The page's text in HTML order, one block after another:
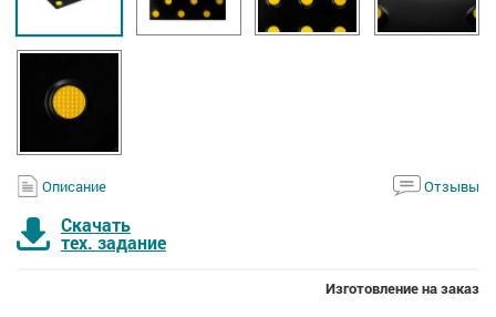
Описание Отзывы
Скачать
тех. задание
Изготовление на заказ